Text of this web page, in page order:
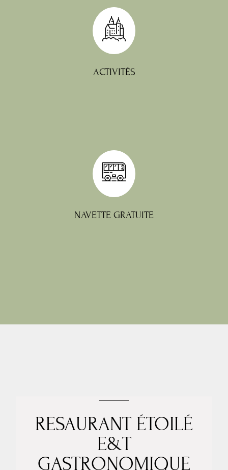
ACTIVITÉS
Nous pouvons vous conseiller de
nombreuses activités à découvrir lors
de votre séjour en Aveyron.
NAVETTE GRATUITE
Sur réservation uniquement (24h à
l'avance minimum), sous réserve de
disponibilités.
RESAURANT ÉTOILÉ
E&T
GASTRONOMIQUE